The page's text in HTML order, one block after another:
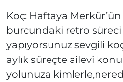
Koç: Haftaya
burcundaki retro süreci
yapıyorsunuz sevgili
aylık süreçte ailevi
yolunuza